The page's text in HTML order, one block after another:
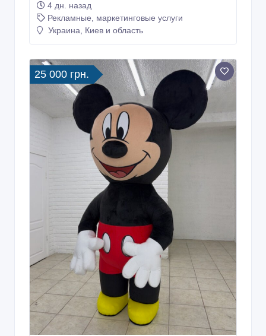
4 дн. назад
Рекламные, маркетинговые услуги
Украина, Киев и область
25 000 грн.